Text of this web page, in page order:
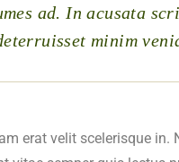
ad. In acusata
minim
erat velit scelerisque in.